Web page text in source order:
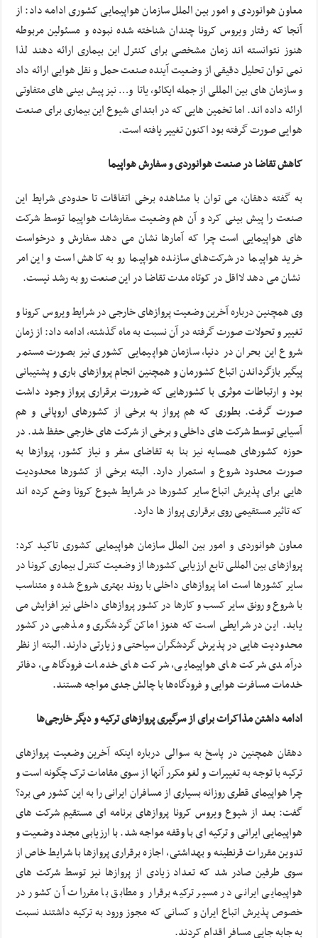
معاون هوانوردی و امور بین الملل سازمان هواپیمایی کشوری ادامه داد: از
آنجا که رفتار ویروس کرونا چندان شناخته شده نبوده و مسئولین مربوطه
هنوز نتوانسته اند زمان مشخصی برای کنترل این بیماری ارائه دهند لذا
نمی توان تحلیل دقیقی از وضعیت آینده صنعت حمل و نقل هوایی ارائه داد
و سازمان های بین المللی از جمله ایکائو، یاتا و… نیز پیش بینی های متفاوتی
ارائه داده اند. اما تخمین هایی که در ابتدای شیوع این بیماری برای صنعت
هوایی صورت گرفته بود اکنون تغییر یافته است.
کاهش تقاضا در صنعت هوانوردی و سفارش هواپیما
به گفته دهقان، می توان با مشاهده برخی اتفاقات تا حدودی شرایط این
صنعت را پیش بینی کرد و آن هم وضعیت سفارشات هواپیما توسط شرکت
های هواپیمایی است چرا که آمارها نشان می دهد سفارش و درخواست
خرید هواپیما در شرکت‌های سازنده هواپیما رو به کاهش است و این امر
نشان می دهد لااقل در کوتاه مدت تقاضا در این صنعت رو به رشد نیست.
وی همچنین درباره آخرین وضعیت پروازهای خارجی در شرایط ویروس کرونا و
تغییر و تحولات صورت گرفته در آن نسبت به ماه گذشته، ادامه داد: از زمان
شروع این بحران در دنیا، سازمان هواپیمایی کشوری نیز بصورت مستمر
پیگیر بازگرداندن اتباع کشورمان و همچنین انجام پروازهای باری و پشتیبانی
بود و ارتباطات موثری با کشورهایی که ضرورت برقراری پرواز وجود داشت
صورت گرفت. بطوری که هم پرواز به برخی از کشورهای اروپائی و هم
آسیایی توسط شرکت های داخلی و برخی از شرکت های خارجی حفظ شد. در
حوزه کشورهای همسایه نیز بنا به تقاضای سفر و نیاز کشور، پروازها به
صورت محدود شروع و استمرار دارد. البته برخی از کشورها محدودیت
هایی برای پذیرش اتباع سایر کشورها در شرایط شیوع کرونا وضع کرده اند
که تاثیر مستقیمی روی برقراری پرواز ها دارد.
معاون هوانوردی و امور بین الملل سازمان هواپیمایی کشوری تاکید کرد:
پروازهای بین المللی تابع ارزیابی کشورها از وضعیت کنترل بیماری کرونا در
سایر کشورها است اما پروازهای داخلی با روند بهتری شروع شده و متناسب
با شروع و رونق سایر کسب و کارها در کشور پروازهای داخلی نیز افزایش می
یابد. این در شرایطی است که هنوز اماکن گردشگری و مذهبی در کشور
محدودیت هایی در پذیرش گردشگران سیاحتی و زیارتی دارند. البته از نظر
درآمدی شرکت های هواپیمایی، شرکت های خدمات فرودگاهی، دفاتر
خدمات مسافرت هوایی و فرودگاه‌ها با چالش جدی مواجه هستند.
ادامه داشتن مذاکرات برای از سرگیری پروازهای ترکیه و دیگر خارجی‌ها
دهقان همچنین در پاسخ به سوالی درباره اینکه آخرین وضعیت پروازهای
ترکیه با توجه به تغییرات و لغو مکرر آنها از سوی مقامات ترک چگونه است و
چرا هواپیمای قطری روزانه بسیاری از مسافران ایرانی را به این کشور می برد؟
گفت: بعد از شیوع ویروس کرونا پروازهای برنامه ای مستقیم شرکت های
هواپیمایی ایرانی و ترکیه ای با وقفه مواجه شد. با ارزیابی مجدد وضعیت و
تدوین مقررات قرنطینه و بهداشتی، اجازه برقراری پروازها با شرایط خاص از
سوی طرفین صادر شد که تعداد زیادی از پروازها نیز توسط شرکت های
هواپیمایی ایرانی در مسیر ترکیه برقرار و مطابق با مقررات آن کشور در
خصوص پذیرش اتباع ایران و کسانی که مجوز ورود به ترکیه داشتند نسبت
به جابه جایی مسافر اقدام کردند.